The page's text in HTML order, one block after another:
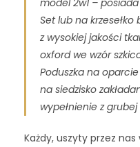
Set lub na
z wysokiej jakości
oxford we wzór
Poduszka na
na siedzisko
wypełnienie z
Każdy, uszyty przez